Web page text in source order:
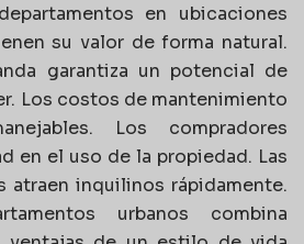
en ubicaciones
su valor de forma natural.
garantiza un potencial de
Los costos de mantenimiento
Los compradores
en el uso de la propiedad. Las
atraen inquilinos rápidamente.
urbanos combina